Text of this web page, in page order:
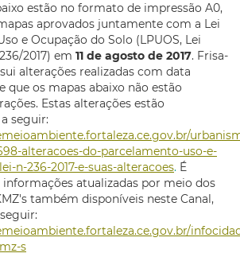
estão no formato de impressão A0,
aprovados juntamente com a Lei
e Ocupação do Solo (LPUOS, Lei
2017) em 11 de agosto de 2017. Frisa-
alterações realizadas com data
que os mapas abaixo não estão
Estas alterações estão
seguir:
alteracoes-do-parcelamento-uso-e-
n-236-2017-e-suas-alteracoes. É
informações atualizadas por meio dos
também disponíveis neste Canal,
s